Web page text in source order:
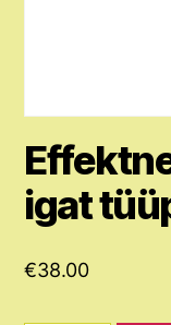
igat
€38.00